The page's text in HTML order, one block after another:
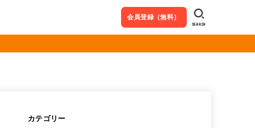
会員登録（無料）
SEARCH
カテゴリー